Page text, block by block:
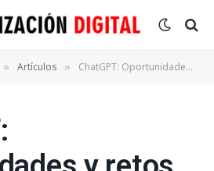
» Artículos » ChatGPT: Oportunidades y retos para la educación